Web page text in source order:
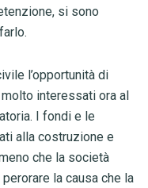
si sono
l’opportunità di
interessati ora al
I fondi e le
alla costruzione e
che la società
la causa che la